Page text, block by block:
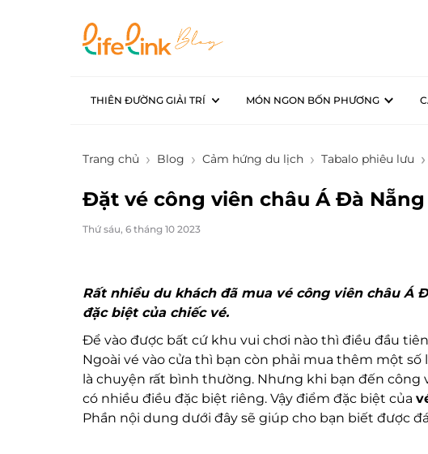
THIÊN ĐƯỜNG GIẢI TRÍ MÓN NGON BỐN PHƯƠNG
Trang chủ Blog Cảm hứng du lịch Tabalo phiêu lưu
Đặt vé công viên châu Á Đà
Thứ sáu, 6 tháng 10 2023
Rất nhiều du khách đã mua vé công viên châu Á
đặc biệt của chiếc vé.
Để vào được bất cứ khu vui chơi nào thì điều đầu
Ngoài vé vào cửa thì bạn còn phải mua thêm một
là chuyện rất bình thường. Nhưng khi bạn đến công
có nhiều điều đặc biệt riêng. Vậy điểm đặc biệt của
Phần nội dung dưới đây sẽ giúp cho bạn biết được